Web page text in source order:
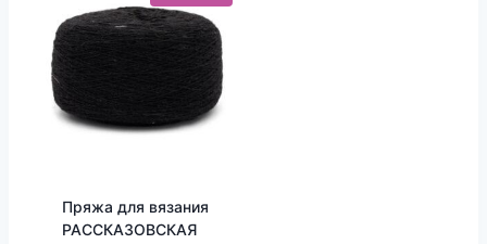
Пряжа для вязания
РАССКАЗОВСКАЯ